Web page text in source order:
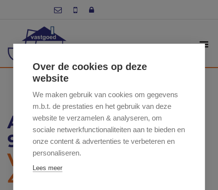
ARESTRAAT 6 / 202,
9550 HERZELE
VRAAGPRIJS: €
409 500
Over de cookies op deze
website
We maken gebruik van cookies om gegevens
m.b.t. de prestaties en het gebruik van deze
website te verzamelen & analyseren, om
sociale netwerkfunctionaliteiten aan te bieden en
onze content & advertenties te verbeteren en
personaliseren.
Lees meer